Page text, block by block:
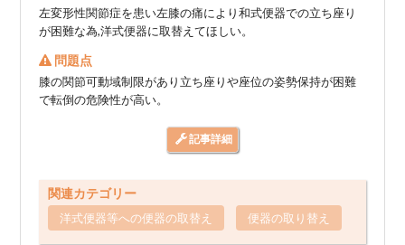
左変形性関節症を患い左膝の痛により和式便器での立ち座り
が困難な為,洋式便器に取替えてほしい。
問題点
膝の関節可動域制限があり立ち座りや座位の姿勢保持が困難
で転倒の危険性が高い。
記事詳細
関連カテゴリー
洋式便器等への便器の取替え 便器の取り替え